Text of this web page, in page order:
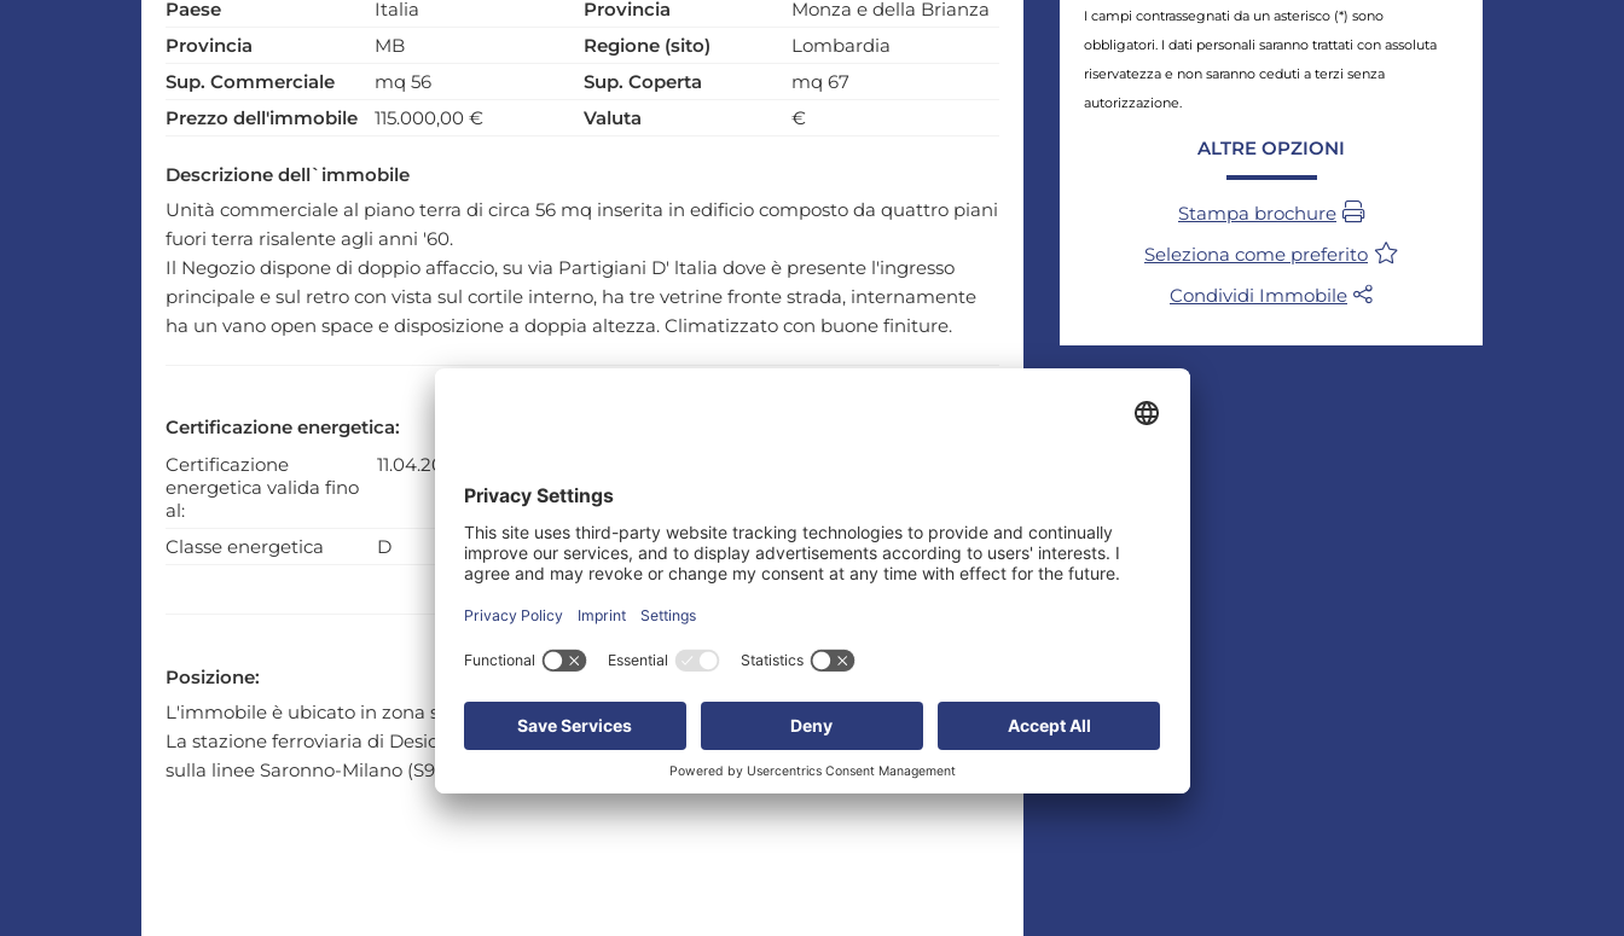
Paese Italia Provincia
Monza e della Brianza
Provincia
MB Regione (sito)
Lombardia
Sup. Commerciale
mq 56 Sup. Coperta
mq 67
Prezzo dell'immobile
115.000,00 € Valuta €
Descrizione dell`immobile
Unità commerciale al piano terra di circa 56 mq inserita in edificio composto da quattro piani
fuori terra risalente agli anni '60.
Il Negozio dispone di doppio affaccio, su via Partigiani D' ltalia dove è presente l'ingresso
principale e sul retro con vista sul cortile interno, ha tre vetrine fronte strada, internamente
ha un vano open space e disposizione a doppia altezza. Climatizzato con buone finiture.
Certificazione energetica:
Certificazione
energetica valida fino
al:
11.04.2016
Classe energetica D
Posizione:
L'immobile è ubicato in zona semicentrale sud del centro di Desio, ben servita.
La stazione ferroviaria di Desio è posta sulla linea delle Ferrovie Nord Chiasso-Milano (S11) e
sulla linee Saronno-Milano (S9).
I campi contrassegnati da un asterisco (*) sono
obbligatori. I dati personali saranno trattati con assoluta
riservatezza e non saranno ceduti a terzi senza
autorizzazione.
ALTRE OPZIONI
Stampa brochure
Seleziona come preferito
Condividi Immobile